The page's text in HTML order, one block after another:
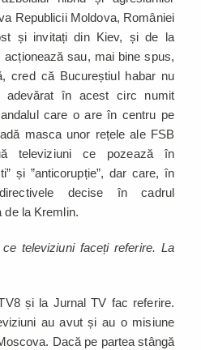
Republicii Moldova, României
și invitați din Kiev, și de la
sau, mai bine spus,
cred că Bucureștiul habar nu
în acest circ numit
care o are în centru pe
masca unor rețele ale FSB
televiziuni ce pozează în
și ”anticorupție”, dar care, în
decise în cadrul
de la Kremlin.
televiziuni faceți referire. La
și la Jurnal TV fac referire.
au avut și au o misiune
Dacă pe partea stângă